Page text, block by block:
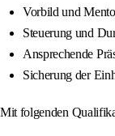
Vorbild und
Steuerung und
Ansprechende
Sicherung der
Mit folgenden